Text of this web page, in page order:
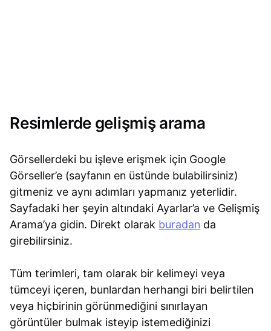
Resimlerde gelişmiş arama
Görsellerdeki bu işleve erişmek için Google
Görseller’e (sayfanın en üstünde bulabilirsiniz)
gitmeniz ve aynı adımları yapmanız yeterlidir.
Sayfadaki her şeyin altındaki Ayarlar’a ve Gelişmiş
Arama’ya gidin. Direkt olarak buradan da
girebilirsiniz.
Tüm terimleri, tam olarak bir kelimeyi veya
tümceyi içeren, bunlardan herhangi biri belirtilen
veya hiçbirinin görünmediğini sınırlayan
görüntüler bulmak isteyip istemediğinizi